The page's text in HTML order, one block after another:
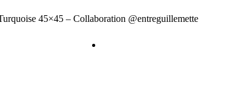
45×45 – Collaboration @entreguillemette